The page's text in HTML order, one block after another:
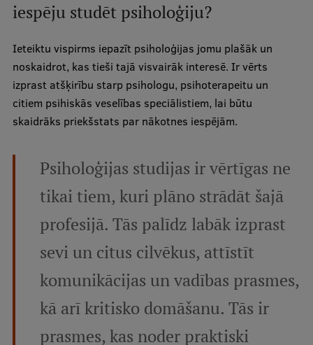
iespēju studēt psiholoģiju?
Ieteiktu vispirms iepazīt psiholoģijas jomu plašāk un
noskaidrot, kas tieši tajā visvairāk interesē. Ir vērts
izprast atšķirību starp psihologu, psihoterapeitu un
citiem psihiskās veselības speciālistiem, lai būtu
skaidrāks priekšstats par nākotnes iespējām.
Psiholoģijas studijas ir vērtīgas ne
tikai tiem, kuri plāno strādāt šajā
profesijā. Tās palīdz labāk izprast
sevi un citus cilvēkus, attīstīt
komunikācijas un vadības prasmes,
kā arī kritisko domāšanu. Tās ir
prasmes, kas noder praktiski